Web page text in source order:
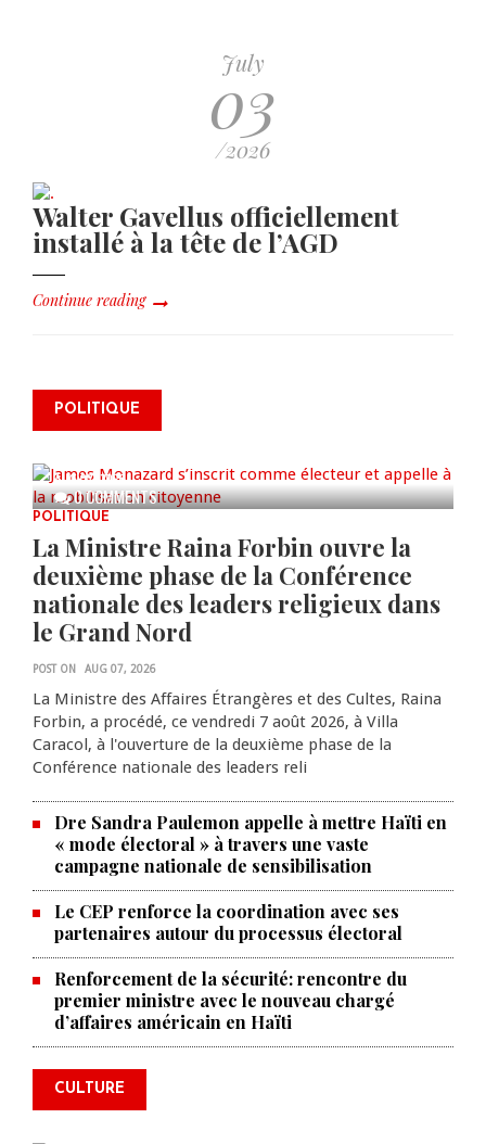
July
03
/2026
Walter Gavellus officiellement
installé à la tête de l’AGD
Continue reading
POLITIQUE
0 COMMENTS
James Monazard s’inscrit comme
électeur et appelle à la
AUG 07, 2026
POLITIQUE
La Ministre Raina Forbin ouvre la
deuxième phase de la Conférence
nationale des leaders religieux dans
le Grand Nord
POST ON AUG 07, 2026
La Ministre des Affaires Étrangères et des Cultes, Raina
Forbin, a procédé, ce vendredi 7 août 2026, à Villa
Caracol, à l'ouverture de la deuxième phase de la
Conférence nationale des leaders reli
Dre Sandra Paulemon appelle à mettre Haïti en
« mode électoral » à travers une vaste
campagne nationale de sensibilisation
Le CEP renforce la coordination avec ses
partenaires autour du processus électoral
Renforcement de la sécurité: rencontre du
premier ministre avec le nouveau chargé
d’affaires américain en Haïti
CULTURE
La Chambre de commerce et de
l'industrie haïtiano-africaine
annonce des activités pour
commémorer le 235e
anniversaire de la cérémonie du